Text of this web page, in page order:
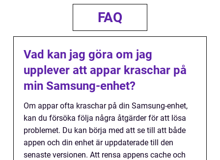
FAQ
Vad kan jag göra om jag
upplever att appar kraschar på
min Samsung-enhet?
Om appar ofta kraschar på din Samsung-enhet,
kan du försöka följa några åtgärder för att lösa
problemet. Du kan börja med att se till att både
appen och din enhet är uppdaterade till den
senaste versionen. Att rensa appens cache och